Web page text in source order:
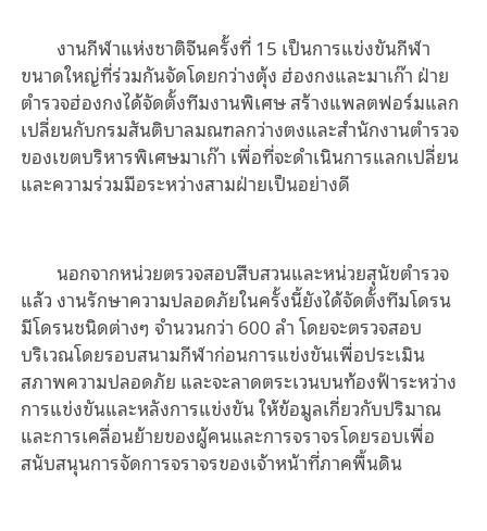
งานกีฬาแห่งชาติจีนครั้งที่ 15 เป็นการแข่งขันกีฬา
ขนาดใหญ่ที่ร่วมกันจัดโดยกว่างตุ้ง ฮ่องกงและมาเก๊า ฝ่าย
ตำรวจฮ่องกงได้จัดตั้งทีมงานพิเศษ สร้างแพลตฟอร์มแลก
เปลี่ยนกับกรมสันติบาลมณฑลกว่างตงและสำนักงานตำรวจ
ของเขตบริหารพิเศษมาเก๊า เพื่อที่จะดำเนินการแลกเปลี่ยน
และความร่วมมือระหว่างสามฝ่ายเป็นอย่างดี
นอกจากหน่วยตรวจสอบสืบสวนและหน่วยสุนัขตำรวจ
แล้ว งานรักษาความปลอดภัยในครั้งนี้ยังได้จัดตั้งทีมโดรน
มีโดรนชนิดต่างๆ จำนวนกว่า 600 ลำ โดยจะตรวจสอบ
บริเวณโดยรอบสนามกีฬาก่อนการแข่งขันเพื่อประเมิน
สภาพความปลอดภัย และจะลาดตระเวนบนท้องฟ้าระหว่าง
การแข่งขันและหลังการแข่งขัน ให้ข้อมูลเกี่ยวกับปริมาณ
และการเคลื่อนย้ายของผู้คนและการจราจรโดยรอบเพื่อ
สนับสนุนการจัดการจราจรของเจ้าหน้าที่ภาคพื้นดิน